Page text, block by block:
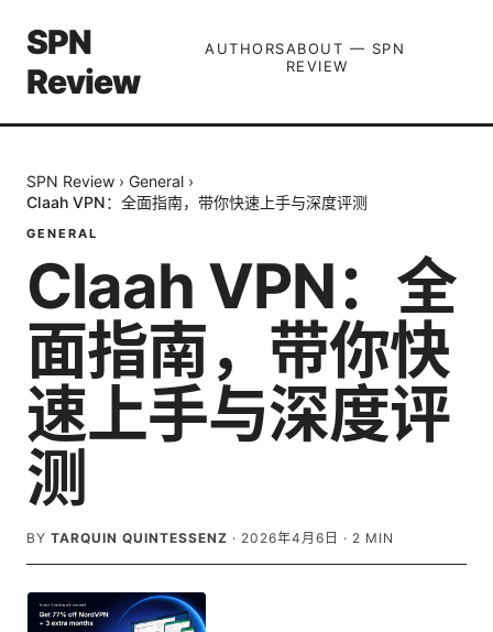
SPN
Review
AUTHORSABOUT — SPN
REVIEW
SPN Review › General ›
Claah VPN：全面指南，带你快速上手与深度评测
GENERAL
Claah VPN：全
面指南，带你快
速上手与深度评
测
BY TARQUIN QUINTESSENZ · 2026年4月6日 · 2 MIN